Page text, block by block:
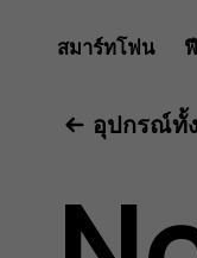
คู่
ผู้
สมาร์ทโฟน
อุปกรณ์ทั้